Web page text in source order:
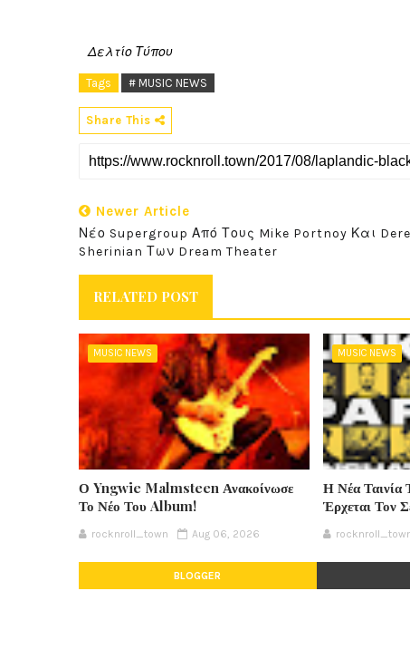
Δελτίο Τύπου
Tags # MUSIC NEWS
Share This
Newer Article
Νέο Supergroup Από Τους Mike Portnoy Και
Sherinian Των Dream Theater
RELATED POST
MUSIC NEWS
Ο Yngwie Malmsteen Ανακοίνωσε
Το Νέο Του Album!
rocknroll_town Aug 06, 2026
MUSIC NEWS
Η Νέα
Έρχεται Τον
BLOGGER